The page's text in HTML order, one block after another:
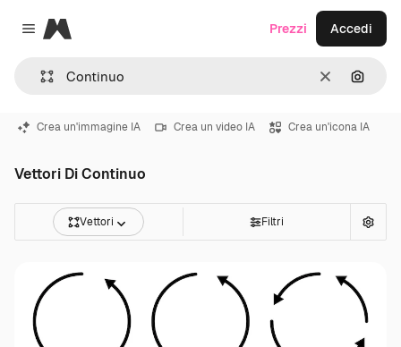
Close menu
Magnific
CancellaCerca
Prezzi Accedi
Crea un'immagine IA Crea un video IA Crea un'icona IA
Vettori Di Continuo
Vettori Filtri